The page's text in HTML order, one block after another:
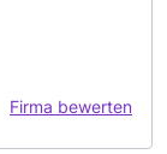
Firma bewerten